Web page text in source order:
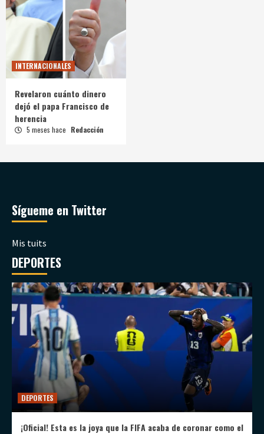
INTERNACIONALES
Revelaron cuánto dinero
dejó el papa Francisco de
herencia
5 meses hace Redacción
Sígueme en Twitter
Mis tuits
DEPORTES
DEPORTES
¡Oficial! Esta es la joya que la FIFA acaba de coronar como el